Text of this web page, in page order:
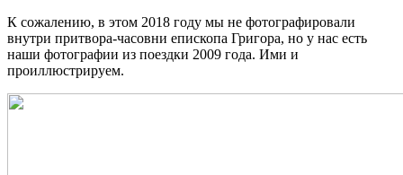
К сожалению, в этом 2018 году мы не фотографировали
внутри притвора-часовни епископа Григора, но у нас есть
наши фотографии из поездки 2009 года. Ими и
проиллюстрируем.